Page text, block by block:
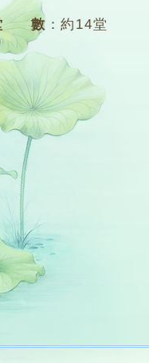
數 ：約14堂